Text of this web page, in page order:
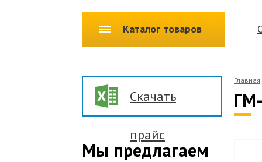
Каталог товаров
Главная
Скачать
прайс
Мы предлагаем